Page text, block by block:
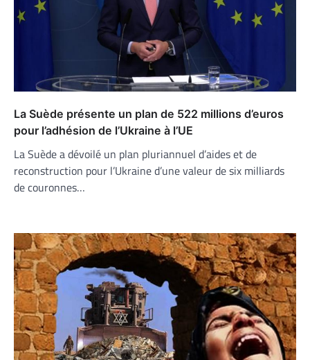
La Suède présente un plan de 522 millions d’euros
pour l’adhésion de l’Ukraine à l’UE
La Suède a dévoilé un plan pluriannuel d’aides et de
reconstruction pour l’Ukraine d’une valeur de six milliards
de couronnes…